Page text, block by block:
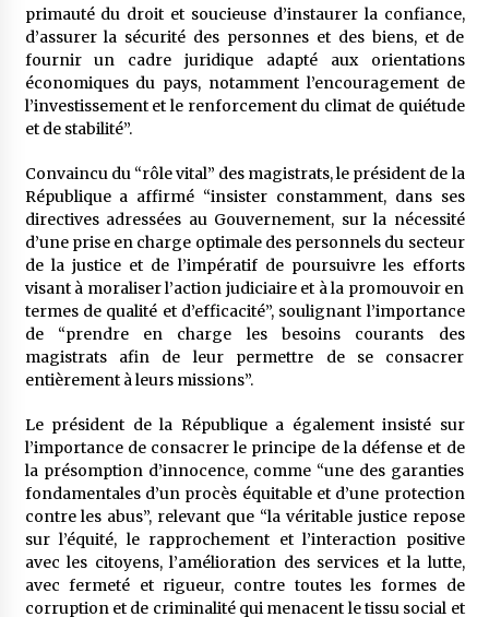
primauté du droit et soucieuse d’instaurer la confiance,
d’assurer la sécurité des personnes et des biens, et de
fournir un cadre juridique adapté aux orientations
économiques du pays, notamment l’encouragement de
l’investissement et le renforcement du climat de quiétude
et de stabilité”.
Convaincu du “rôle vital” des magistrats, le président de la
République a affirmé “insister constamment, dans ses
directives adressées au Gouvernement, sur la nécessité
d’une prise en charge optimale des personnels du secteur
de la justice et de l’impératif de poursuivre les efforts
visant à moraliser l’action judiciaire et à la promouvoir en
termes de qualité et d’efficacité”, soulignant l’importance
de “prendre en charge les besoins courants des
magistrats afin de leur permettre de se consacrer
entièrement à leurs missions”.
Le président de la République a également insisté sur
l’importance de consacrer le principe de la défense et de
la présomption d’innocence, comme “une des garanties
fondamentales d’un procès équitable et d’une protection
contre les abus”, relevant que “la véritable justice repose
sur l’équité, le rapprochement et l’interaction positive
avec les citoyens, l’amélioration des services et la lutte,
avec fermeté et rigueur, contre toutes les formes de
corruption et de criminalité qui menacent le tissu social et